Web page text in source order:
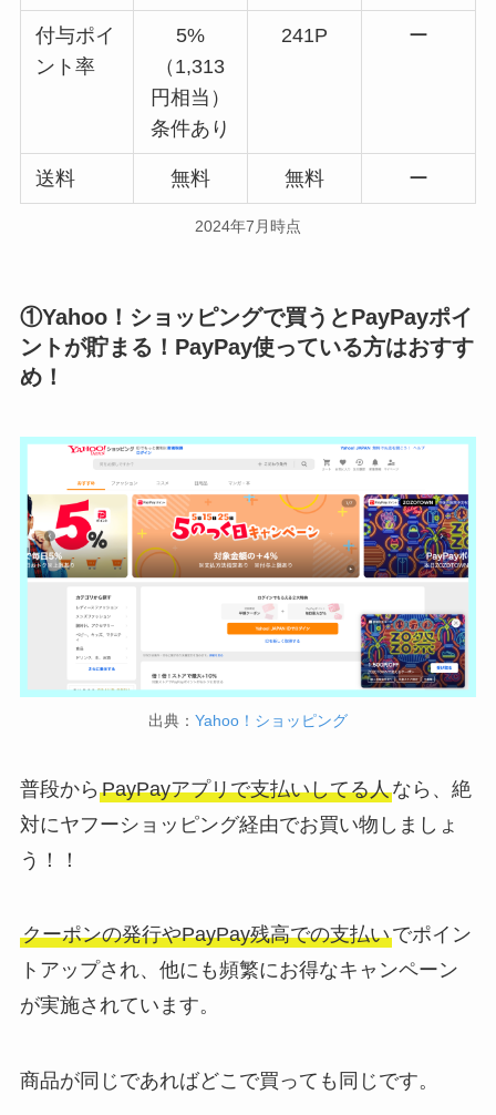
付与ポイ
ント率
5%
（1,313
円相当）
条件あり
241P ー
送料 無料 無料 ー
2024年7月時点
①Yahoo！ショッピングで買うとPayPayポイ
ントが貯まる！PayPay使っている方はおすす
め！
出典： Yahoo！ショッピング
普段から PayPayアプリで支払いしてる人なら、絶
対にヤフーショッピング経由でお買い物しましょ
う！！
クーポンの発行やPayPay残高での支払いでポイン
トアップされ、他にも頻繁にお得なキャンペーン
が実施されています。
商品が同じであればどこで買っても同じです。